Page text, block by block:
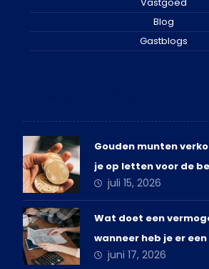
Blog
Gastblogs
Gouden munten
je op letten voor de
juli 15, 2026
Wat doet een
wanneer heb je er
juni 17, 2026